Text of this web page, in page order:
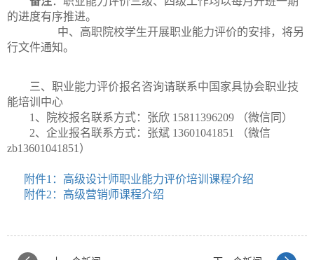
的进度有序推进。
中、高职院校学生开展职业能力评价的安排，将另
行文件通知。
三、职业能力评价报名咨询请联系中国家具协会职业技
能培训中心
1、院校报名联系方式：张欣 15811396209 （微信同）
2、企业报名联系方式：张斌 13601041851 （微信
zb13601041851）
附件1：高级设计师职业能力评价培训课程介绍
附件2：高级营销师课程介绍